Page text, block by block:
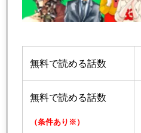
無料で読める話数
無料で読める話数
（条件あり※）